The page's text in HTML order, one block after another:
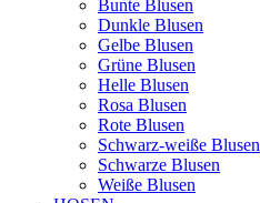
Bunte Blusen
Dunkle Blusen
Gelbe Blusen
Grüne Blusen
Helle Blusen
Rosa Blusen
Rote Blusen
Schwarz-weiße Blusen
Schwarze Blusen
Weiße Blusen